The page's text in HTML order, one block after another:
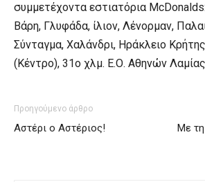
συμμετέχοντα εστιατόρια
Βάρη, Γλυφάδα, ίλιον, Λένορμαν,
Σύνταγμα, Χαλάνδρι, Ηράκλειο
(Κέντρο), 31ο χλμ. Ε.Ο. Αθηνών
Προηγούμενο άρθρο
Αστέρι ο Αστέριος!
Με